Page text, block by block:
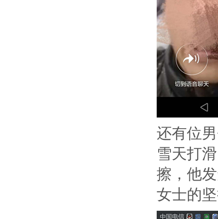
还有位
雪天打
擦，他
女士的